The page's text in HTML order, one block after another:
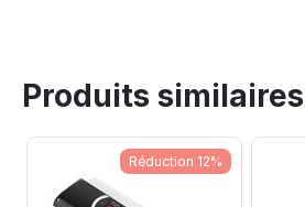
Produits similaires
Réduction 12%